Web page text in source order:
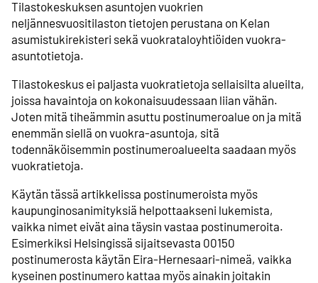
Tilastokeskuksen asuntojen vuokrien
neljännesvuositilaston tietojen perustana on Kelan
asumistukirekisteri sekä vuokrataloyhtiöiden vuokra-
asuntotietoja.
Tilastokeskus ei paljasta vuokratietoja sellaisilta alueilta,
joissa havaintoja on kokonaisuudessaan liian vähän.
Joten mitä tiheämmin asuttu postinumeroalue on ja mitä
enemmän siellä on vuokra-asuntoja, sitä
todennäköisemmin postinumeroalueelta saadaan myös
vuokratietoja.
Käytän tässä artikkelissa postinumeroista myös
kaupunginosanimityksiä helpottaakseni lukemista,
vaikka nimet eivät aina täysin vastaa postinumeroita.
Esimerkiksi Helsingissä sijaitsevasta 00150
postinumerosta käytän Eira-Hernesaari-nimeä, vaikka
kyseinen postinumero kattaa myös ainakin joitakin